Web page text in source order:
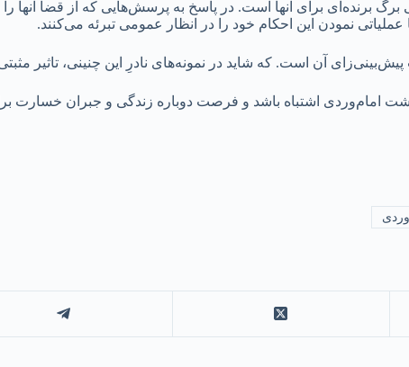
برگ برنده‌ای برای آنها است. در پاسخ به پرسش‌هایی که از قضا
عملیاتی نمودن این احکام خود را در انظار عمومی تبرئه می‌کنند.
آن است. که شاید در نمونه‌های نادرِ این چنینی، تاثیر
امام‌وردی اشتباه باشد و فرصت دوباره زندگی و جبران خسارت